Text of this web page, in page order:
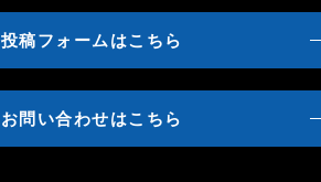
投稿フォームはこちら
お問い合わせはこちら